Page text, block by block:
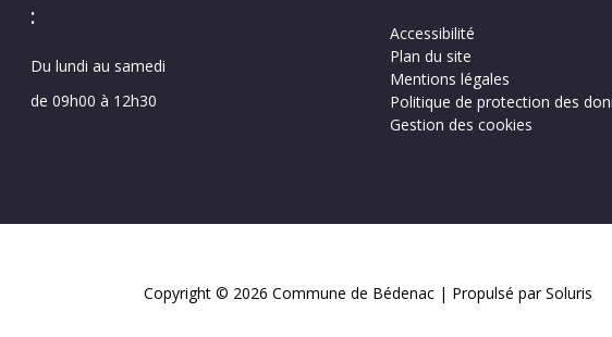
:
Du lundi au samedi
de 09h00 à 12h30
Accessibilité
Plan du site
Mentions légales
Politique de protection des
Gestion des cookies
Copyright © 2026 Commune de Bédenac | Propulsé par Soluris